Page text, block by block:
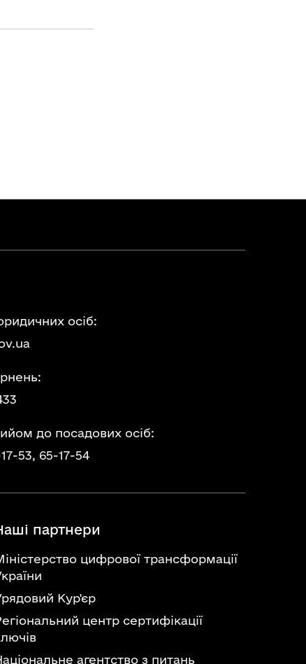
осіб:
до посадових осіб:
53, 65-17-54
партнери
цифрової трансформації
Кур'єр
центр сертифікації
агентство з питань